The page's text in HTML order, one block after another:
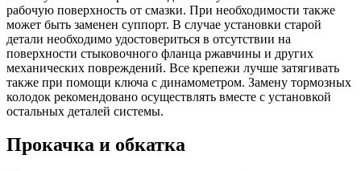
рабочую поверхность от смазки. При необходимости также
может быть заменен суппорт. В случае установки старой
детали необходимо удостовериться в отсутствии на
поверхности стыковочного фланца ржавчины и других
механических повреждений. Все крепежи лучше затягивать
также при помощи ключа с динамометром. Замену тормозных
колодок рекомендовано осуществлять вместе с установкой
остальных деталей системы.
Прокачка и обкатка